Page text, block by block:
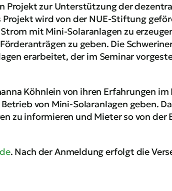
Projekt zur Unterstützung der
wird von der NUE-Stiftung
mit Mini-Solaranlagen zu
zu geben. Die
erarbeitet, der im Seminar
Köhnlein von ihren Erfahrungen
von Mini-Solaranlagen geben.
zu informieren und Mieter so von der
. Nach der Anmeldung erfolgt die